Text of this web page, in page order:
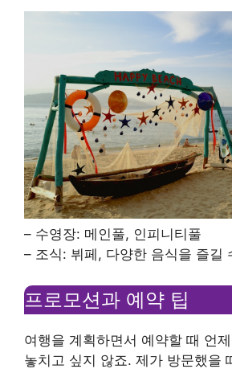
– 수영장: 메인풀, 인피니티풀
– 조식: 뷔페, 다양한 음식을 즐길
프로모션과 예약 팁
여행을 계획하면서 예약할 때 언
놓치고 싶지 않죠. 제가 방문했을